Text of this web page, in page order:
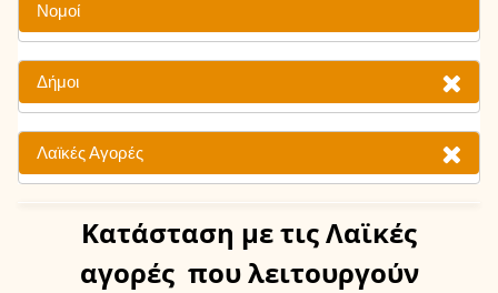
Νομοί
Δήμοι
Λαϊκές Αγορές
Κατάσταση με τις Λαϊκές
αγορές που λειτουργούν